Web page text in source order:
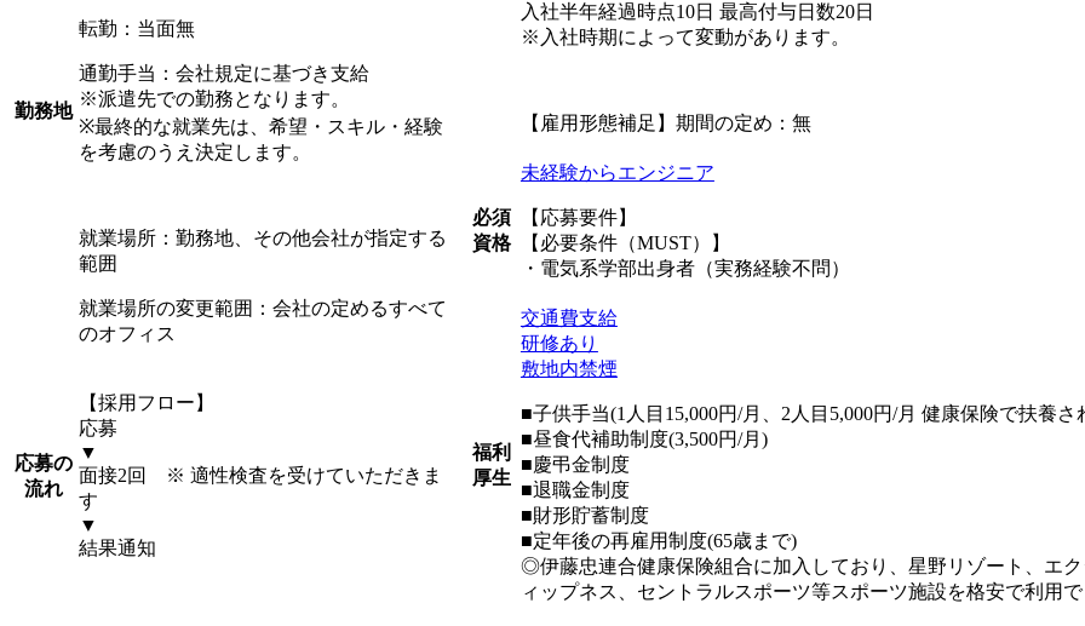
勤務地
転勤：当面無
通勤手当：会社規定に基づき支給
※派遣先での勤務となります。
※最終的な就業先は、希望・スキル・経験
を考慮のうえ決定します。
就業場所：勤務地、その他会社が指定する
範囲
就業場所の変更範囲：会社の定めるすべて
のオフィス
応募の
流れ
【採用フロー】
応募
▼
面接2回 ※ 適性検査を受けていただきま
す
▼
結果通知
入社半年経過時点10日 最高付与日数20日
※入社時期によって変動があります。
【雇用形態補足】期間の定め：無
必須
資格
未経験からエンジニア
【応募要件】
【必要条件（MUST）】
・電気系学部出身者（実務経験不問）
福利
厚生
交通費支給
研修あり
敷地内禁煙
■子供手当(1人目15,000円/月、2人目5,000円/月 健康保険で扶養
■昼食代補助制度(3,500円/月)
■慶弔金制度
■退職金制度
■財形貯蓄制度
■定年後の再雇用制度(65歳まで)
◎伊藤忠連合健康保険組合に加入しており、星野リゾート、エ
ィップネス、セントラルスポーツ等スポーツ施設を格安で利用